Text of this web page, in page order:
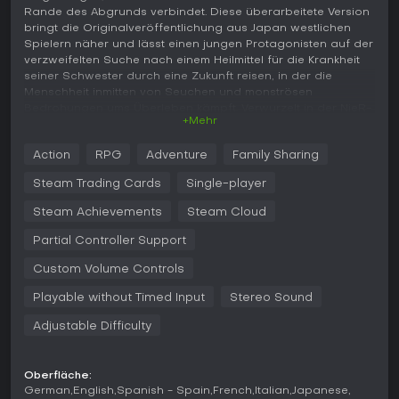
Rande des Abgrunds verbindet. Diese überarbeitete Version
bringt die Originalveröffentlichung aus Japan westlichen
Spielern näher und lässt einen jungen Protagonisten auf der
verzweifelten Suche nach einem Heilmittel für die Krankheit
seiner Schwester durch eine Zukunft reisen, in der die
Menschheit inmitten von Seuchen und monströsen
Reihe erforscht das Spiel Themen wie Verlust und Täuschung
Perspektiven entfaltet.
Gameplay
Im Kern dreht sich alles um Echtzeit-Kämpfe, die
flüssige Gefechte gegen Shades und andere Gegner
diversen Waffen ausgestattet ist und diese über das Words-
System anpassen kann - es boostet Werte und fügt Effekte
wie höheren Schaden oder Statusbeschwerden hinzu. Die
Erkundung führt durch semi-offene Gebiete, in denen
kann. Kämpfe setzen auf Ausweichen und Parieren, verleihen
jedem Hieb ein greifbares Feedback, und Zaubersprüche
+Mehr
Action RPG Adventure Family Sharing
Steam Trading Cards Single-player
Steam Achievements Steam Cloud
Partial Controller Support
Custom Volume Controls
Playable without Timed Input Stereo Sound
Adjustable Difficulty
Oberfläche:
German English Spanish - Spain French Italian Japanese